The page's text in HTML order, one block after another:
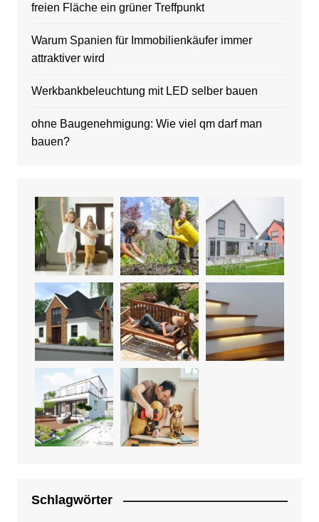
freien Fläche ein grüner Treffpunkt
Warum Spanien für Immobilienkäufer immer
attraktiver wird
Werkbankbeleuchtung mit LED selber bauen
ohne Baugenehmigung: Wie viel qm darf man
bauen?
Schlagwörter